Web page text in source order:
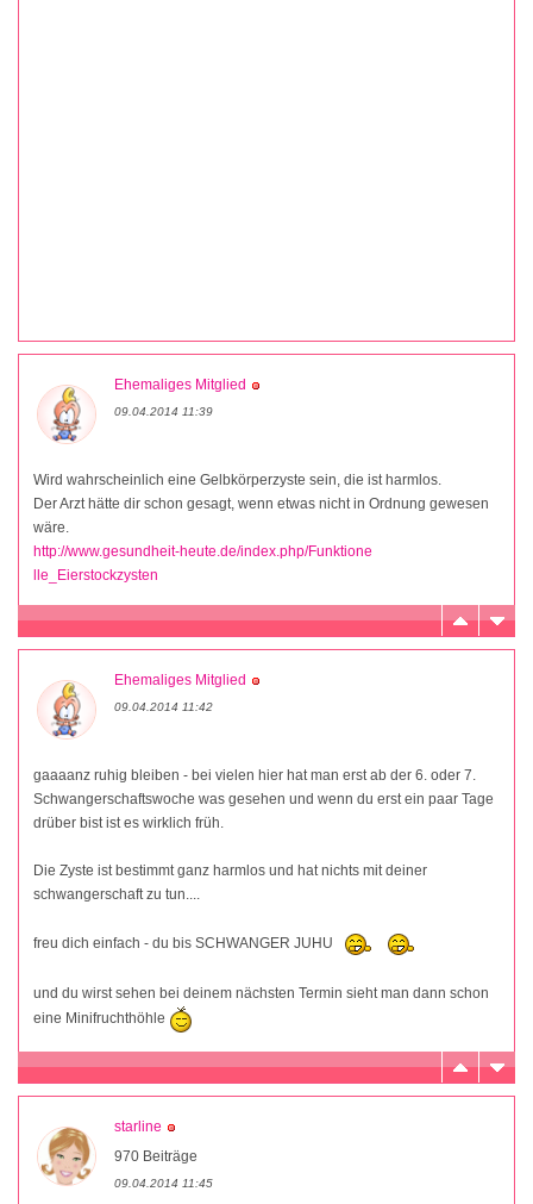
Ehemaliges Mitglied
09.04.2014 11:39
Wird wahrscheinlich eine Gelbkörperzyste sein, die ist harmlos.
Der Arzt hätte dir schon gesagt, wenn etwas nicht in Ordnung gewesen
wäre.
http://www.gesundheit-heute.de/index.php/Funktione
lle_Eierstockzysten
Ehemaliges Mitglied
09.04.2014 11:42
gaaaanz ruhig bleiben - bei vielen hier hat man erst ab der 6. oder 7.
Schwangerschaftswoche was gesehen und wenn du erst ein paar Tage
drüber bist ist es wirklich früh.
Die Zyste ist bestimmt ganz harmlos und hat nichts mit deiner
schwangerschaft zu tun....
freu dich einfach - du bis SCHWANGER JUHU
und du wirst sehen bei deinem nächsten Termin sieht man dann schon
eine Minifruchthöhle
starline
970 Beiträge
09.04.2014 11:45